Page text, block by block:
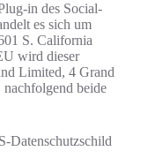
in des Social-
es sich um
S. California
wird dieser
Limited, 4 Grand
beide
Datenschutzschild